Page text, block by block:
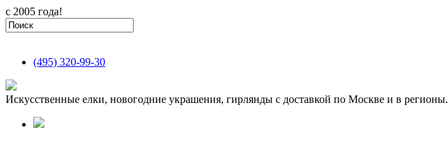
с 2005 года!
(495) 320-99-30
Искусственные елки, новогодние украшения, гирлянды с доставкой по Москве и в регионы.